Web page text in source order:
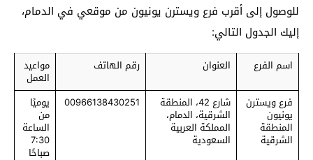
للوصول إلى أقرب فرع ويسترن يونيون من موقعي في الدمام،
إليك الجدول التالي:
اسم الفرع العنوان رقم الهاتف مواعيد
العمل
فرع ويسترن
يونيون
المنطقة
الشرقية
شارع 42، المنطقة
الشرقية، الدمام،
المملكة العربية
السعودية
00966138430251 يوميًا
من
الساعة
7:30
صباحًا